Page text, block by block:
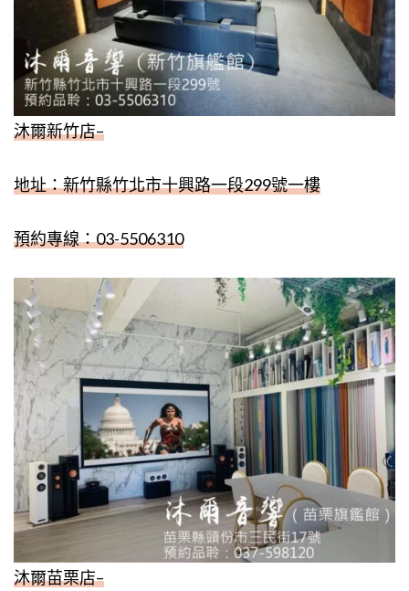
沐爾新竹店–
地址：新竹縣竹北市十興路一段299號一樓
預約專線：03-5506310
沐爾苗栗店–